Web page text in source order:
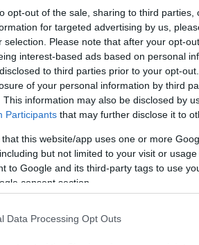
opt-out of the sale, sharing to third
for targeted advertising by us,
selection. Please note that after your opt-
interest-based ads based on personal
to third parties prior to your opt-
of your personal information by third
This information may also be disclosed by
Participants that may further disclose it to
that this website/app uses one or more
but not limited to your visit or
to Google and its third-party tags to use
consent section.
Data Processing Opt Outs
συρμόςτου Προαστιακού
της Λεπτοκαρυάςχωρίς να
όπως ήταν αναμενόμενο,
να παραμείνουν εκεί
τους οδηγήσουν στη
ο Οδοντωτός - Ποια